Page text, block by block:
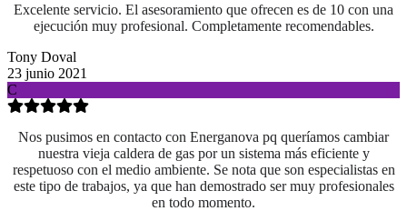
Excelente servicio. El asesoramiento que ofrecen es de 10 con una
ejecución muy profesional. Completamente recomendables.
Tony Doval
23 junio 2021
C
Nos pusimos en contacto con Energanova pq queríamos cambiar
nuestra vieja caldera de gas por un sistema más eficiente y
respetuoso con el medio ambiente. Se nota que son especialistas en
este tipo de trabajos, ya que han demostrado ser muy profesionales
en todo momento.